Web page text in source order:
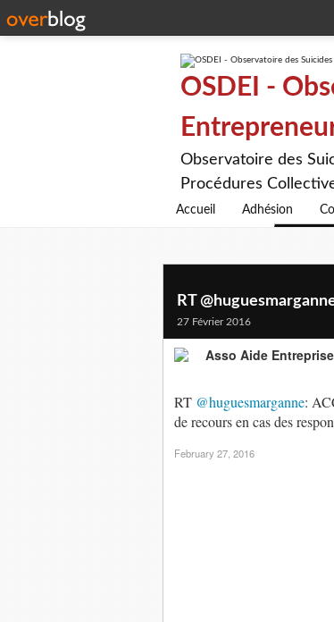
OSDEI -
Observatoire des
Procédures
Accueil Adhésion
RT
27 Février 2016
RT @huguesmarganne:
de recours en cas des
Asso Aide
February 27, 2016